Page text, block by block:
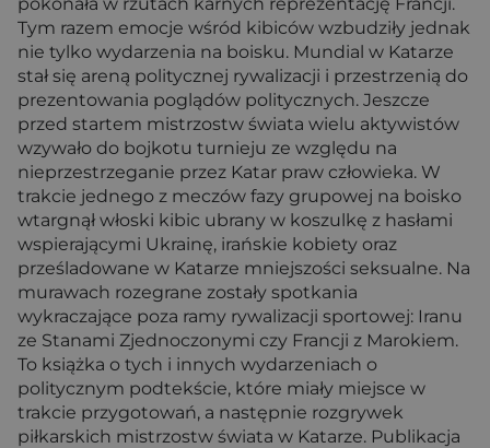
Tym razem emocje wśród kibiców wzbudziły jednak
nie tylko wydarzenia na boisku. Mundial w Katarze
stał się areną politycznej rywalizacji i przestrzenią do
prezentowania poglądów politycznych. Jeszcze
przed startem mistrzostw świata wielu aktywistów
wzywało do bojkotu turnieju ze względu na
nieprzestrzeganie przez Katar praw człowieka. W
trakcie jednego z meczów fazy grupowej na boisko
wtargnął włoski kibic ubrany w koszulkę z hasłami
wspierającymi Ukrainę, irańskie kobiety oraz
prześladowane w Katarze mniejszości seksualne. Na
murawach rozegrane zostały spotkania
wykraczające poza ramy rywalizacji sportowej: Iranu
ze Stanami Zjednoczonymi czy Francji z Marokiem.
To książka o tych i innych wydarzeniach o
politycznym podtekście, które miały miejsce w
trakcie przygotowań, a następnie rozgrywek
piłkarskich mistrzostw świata w Katarze. Publikacja